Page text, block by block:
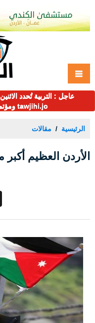
عاجل : التربية تُحدد
tawjihi.jo ومؤتمراً صحفياً عند الخامسة
الرئيسية مقالات
الأردن العظيم